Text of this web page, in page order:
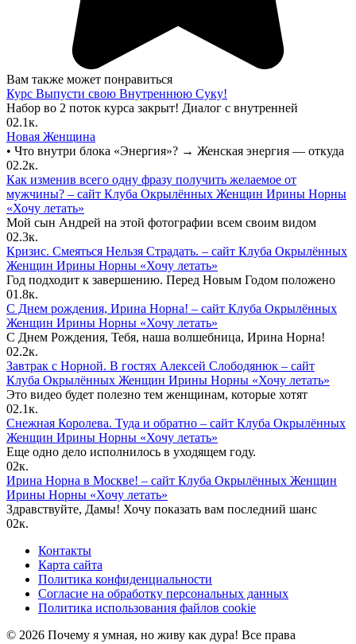
Вам также может понравиться
Курс Выпусти свою Внутреннюю Суку!
Набор во 2 поток курса закрыт! Диалог с внутренней
02.1к.
Новая Женщина
• Что внутри блока «Энергия»? → Женская энергия — откуда
02.2к.
Как изменив всего одну фразу получить желаемое от
мужчины? – сайт Клуба Окрылённых Женщин Ирины Норны
«Хочу летать»
Мой сын Андрей на этой фотографии всем своим видом
02.3к.
Кризис. Смеяться Нельзя Страдать. – сайт Клуба Окрылённых
Женщин Ирины Норны «Хочу летать»
Год подходит к завершению. Перед Новым Годом положено
01.8к.
С Днем рождения, Ирина Норна! – сайт Клуба Окрылённых
Женщин Ирины Норны «Хочу летать»
С Днем Рождения, Тебя, наша волшебница, Ирина Норна!
02.2к.
Завтрак с Норной. В гостях Алексей Слободянюк – сайт
Клуба Окрылённых Женщин Ирины Норны «Хочу летать»
Это видео будет полезно тем женщинам, которые хотят
02.1к.
Снежная Королева. Туда и обратно – сайт Клуба Окрылённых
Женщин Ирины Норны «Хочу летать»
Еще одно дело исполнилось в уходящем году.
02к.
Ирина Норна в Москве! – сайт Клуба Окрылённых Женщин
Ирины Норны «Хочу летать»
Здравствуйте, Дамы! Хочу показать вам последний шанс
02к.
Контакты
Карта сайта
Политика конфиденциальности
Согласие на обработку персональных данных
Политика использования файлов cookie
© 2026 Почему я умная, но живу как дура! Все права